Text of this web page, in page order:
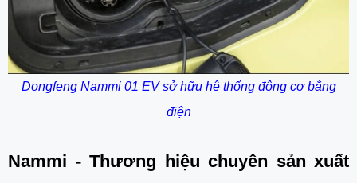
Dongfeng Nammi 01 EV sở hữu hệ thống động cơ bằng
điện
Nammi - Thương hiệu chuyên sản xuất